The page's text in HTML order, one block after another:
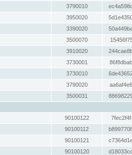
3790010
3950020
3390020
3500070
3910020
3730001
3730010
3790020
3500031
90100122
90100112
90100121
90100120